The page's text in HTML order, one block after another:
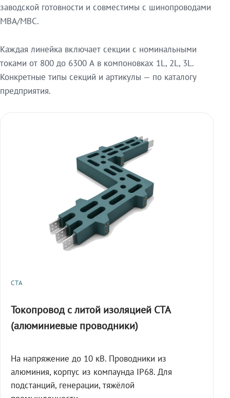
заводской готовности и совместимы с шинопроводами
МВА/МВС.
Каждая линейка включает секции с номинальными
токами от 800 до 6300 А в компоновках 1L, 2L, 3L.
Конкретные типы секций и артикулы — по каталогу
предприятия.
СТА
Токопровод с литой изоляцией СТА
(алюминиевые проводники)
На напряжение до 10 кВ. Проводники из
алюминия, корпус из компаунда IP68. Для
подстанций, генерации, тяжёлой